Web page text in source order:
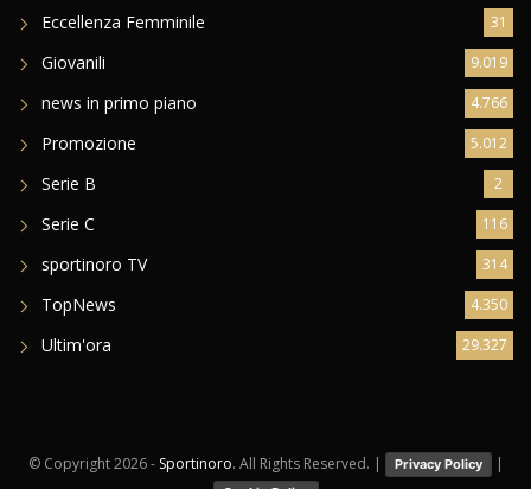
Eccellenza Femminile 31
Giovanili 9.019
news in primo piano 4.766
Promozione 5.012
Serie B 2
Serie C 116
sportinoro TV 314
TopNews 4.350
Ultim'ora 29.327
© Copyright2026 - Sportinoro. All Rights Reserved. | Privacy Policy |